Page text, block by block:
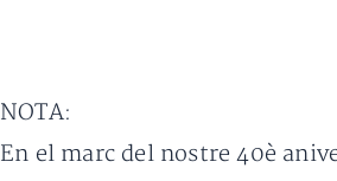
NOTA:
En el marc del nostre 40è